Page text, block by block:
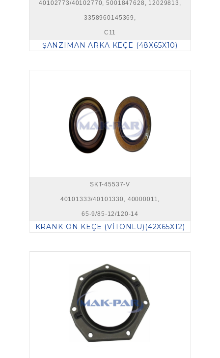
40102773/40102770, 5001847628, 12029813,
3358960145369,
C11
ŞANZIMAN ARKA KEÇE (48X65X10)
SKT-45537-V
40101333/40101330, 40000011,
65-9/85-12/120-14
KRANK ÖN KEÇE (VİTONLU)(42X65X12)